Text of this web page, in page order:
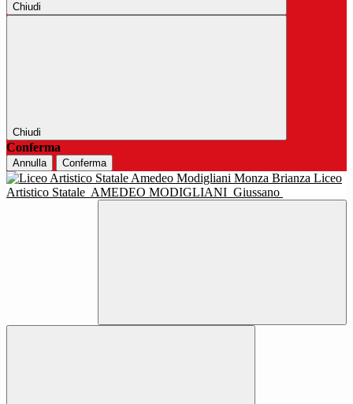
Chiudi
Chiudi
Conferma
Annulla Conferma
Liceo
Artistico Statale AMEDEO MODIGLIANI Giussano